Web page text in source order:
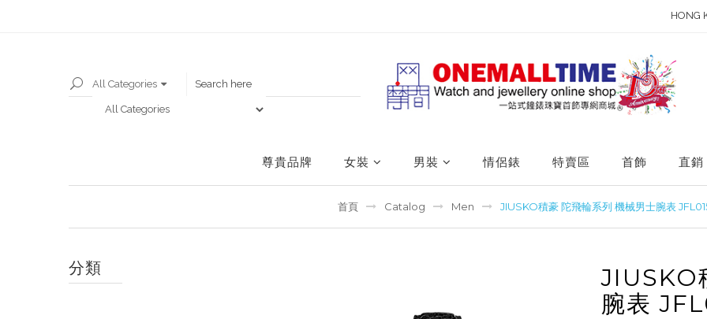
HONG
All Categories
尊貴品牌 女裝 男裝 情侶錶 特賣區 首飾 直銷
首頁 Catalog Men JIUSKO積豪 陀飛輪系列 機械男士腕表
分類
JIUSKO
腕表